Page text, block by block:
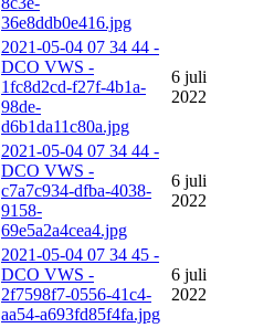
36e8ddb0e416.jpg
2021-05-04 07 34 44 -
DCO VWS -
1fc8d2cd-f27f-4b1a-
98de-
d6b1da11c80a.jpg
6 juli
2022
2021-05-04 07 34 44 -
DCO VWS -
c7a7c934-dfba-4038-
9158-
69e5a2a4cea4.jpg
6 juli
2022
2021-05-04 07 34 45 -
DCO VWS -
2f7598f7-0556-41c4-
aa54-a693fd85f4fa.jpg
6 juli
2022